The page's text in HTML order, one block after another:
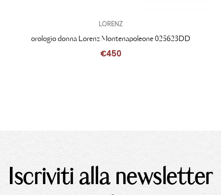
LORENZ
orologio donna Lorenz Montenapoleone 025623DD
€450
Iscriviti alla newsletter